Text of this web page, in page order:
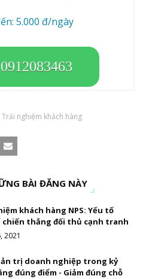
5.000 đ/ngày
Trải nghiệm khách hàng
BÀI ĐĂNG NÀY
khách hàng NPS: Yếu tố
chiến thắng đối thủ cạnh tranh
2021
trị doanh nghiệp trong kỷ
đúng điểm - Giảm đúng chỗ